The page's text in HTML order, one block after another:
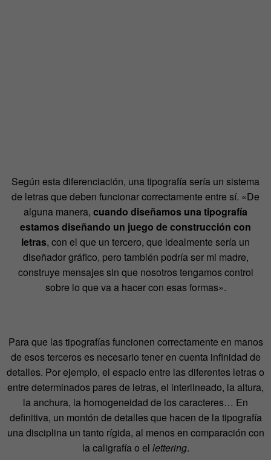
Según esta diferenciación, una tipografía sería un sistema
de letras que deben funcionar correctamente entre sí. «De
alguna manera, cuando diseñamos una tipografía
estamos diseñando un juego de construcción con
letras, con el que un tercero, que idealmente sería un
diseñador gráfico, pero también podría ser mi madre,
construye mensajes sin que nosotros tengamos control
sobre lo que va a hacer con esas formas».
Para que las tipografías funcionen correctamente en manos
de esos terceros es necesario tener en cuenta infinidad de
detalles. Por ejemplo, el espacio entre las diferentes letras o
entre determinados pares de letras, el interlineado, la altura,
la anchura, la homogeneidad de los caracteres… En
definitiva, un montón de detalles que hacen de la tipografía
una disciplina un tanto rígida, al menos en comparación con
la caligrafía o el lettering.